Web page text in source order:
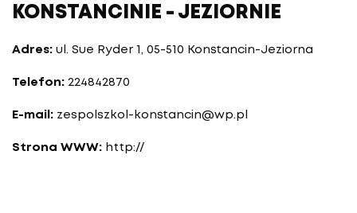
KONSTANCINIE - JEZIORNIE
Adres: ul. Sue Ryder 1, 05-510 Konstancin-Jeziorna
Telefon: 224842870
E-mail: zespolszkol-konstancin@wp.pl
Strona WWW: http://